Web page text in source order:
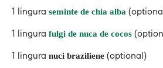
1 lingura seminte de chia alba
1 lingura fulgi de nuca de cocos
1 lingura nuci braziliene (optional)